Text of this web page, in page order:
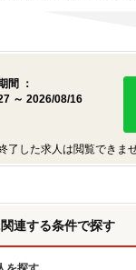
間 ：
～ 2026/08/16
了した求人は閲覧できま
連する条件で探す